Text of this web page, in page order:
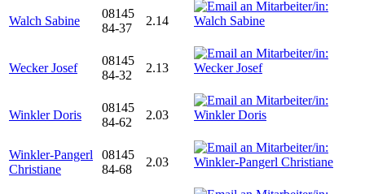
Walch Sabine
08145
84-37
2.14
Wecker Josef
08145
84-32
2.13
Winkler Doris
08145
84-62
2.03
Winkler-Pangerl
Christiane
08145
84-68
2.03